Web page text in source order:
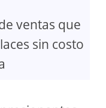
ventas que
sin costo